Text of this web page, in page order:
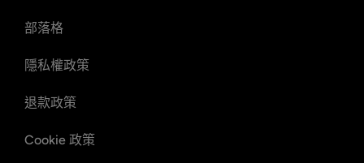
部落格
隱私權政策
退款政策
Cookie 政策